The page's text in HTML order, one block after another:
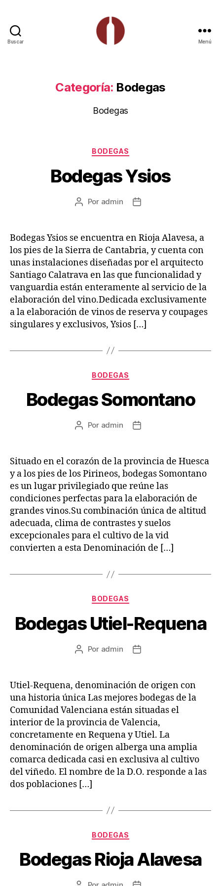
Buscar Menú
Categoría: Bodegas
Bodegas
Categorías
BODEGAS
Bodegas Ysios
Autor
entrada
Por admin
Fecha
entrada
Bodegas Ysios se encuentra en Rioja Alavesa, a
los pies de la Sierra de Cantabria, y cuenta con
unas instalaciones diseñadas por el arquitecto
Santiago Calatrava en las que funcionalidad y
vanguardia están enteramente al servicio de la
elaboración del vino.Dedicada exclusivamente
a la elaboración de vinos de reserva y coupages
singulares y exclusivos, Ysios […]
Categorías
BODEGAS
Bodegas Somontano
Autor
entrada
Por admin
Fecha
entrada
Situado en el corazón de la provincia de Huesca
y a los pies de los Pirineos, bodegas Somontano
es un lugar privilegiado que reúne las
condiciones perfectas para la elaboración de
grandes vinos.Su combinación única de altitud
adecuada, clima de contrastes y suelos
excepcionales para el cultivo de la vid
convierten a esta Denominación de […]
Categorías
BODEGAS
Bodegas Utiel-Requena
Autor
entrada
Por admin
Fecha
entrada
Utiel-Requena, denominación de origen con
una historia única Las mejores bodegas de la
Comunidad Valenciana están situadas el
interior de la provincia de Valencia,
concretamente en Requena y Utiel. La
denominación de origen alberga una amplia
comarca dedicada casi en exclusiva al cultivo
del viñedo. El nombre de la D.O. responde a las
dos poblaciones […]
Categorías
BODEGAS
Bodegas Rioja Alavesa